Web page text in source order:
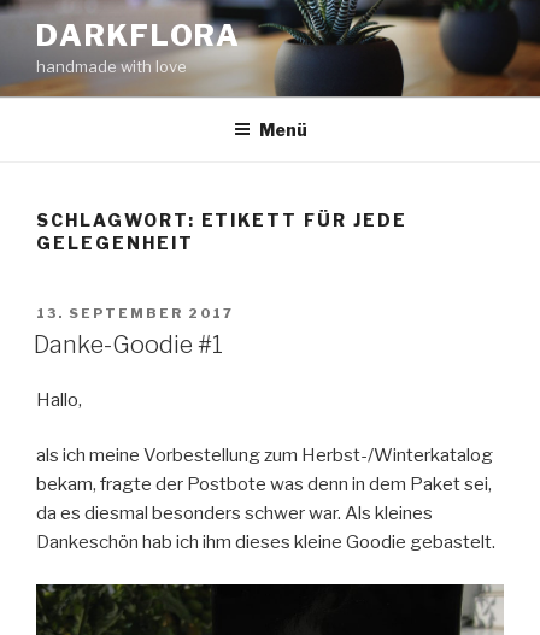
Zum
Inhalt
springen
DARKFLORA
handmade with love
Menü
SCHLAGWORT: ETIKETT FÜR JEDE
GELEGENHEIT
VERÖFFENTLICHT
AM
13. SEPTEMBER 2017
Danke-Goodie #1
Hallo,
als ich meine Vorbestellung zum Herbst-/Winterkatalog
bekam, fragte der Postbote was denn in dem Paket sei,
da es diesmal besonders schwer war. Als kleines
Dankeschön hab ich ihm dieses kleine Goodie gebastelt.